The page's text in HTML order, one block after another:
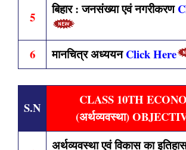
5
बिहार : जनसंख्या एवं नगरीकरण
6 मानचित्र अध्ययनClick Here
S.N
CLASS 10TH
(अर्थव्यवस्था)
अर्थव्यवस्था एवं विकास का